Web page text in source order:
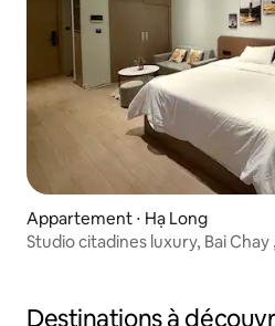
Appartement ⋅ Hạ Long
Studio citadines luxury, Bai Chay
Destinations à